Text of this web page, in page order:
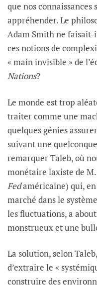
que nos connaissances
appréhender. Le
Adam Smith ne faisait-
ces notions de
« main invisible » de
Nations?
Le monde est trop
traiter comme une
quelques génies
suivant une
remarquer Taleb, où
monétaire laxiste de
Fedaméricaine) qui,
marché dans le
les fluctuations, a
monstrueux et une
La solution, selon
d’extraire le «
construire des